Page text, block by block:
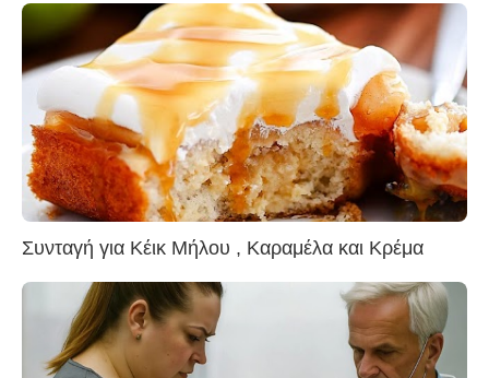
Συνταγή για Κέικ Μήλου , Καραμέλα και Κρέμα